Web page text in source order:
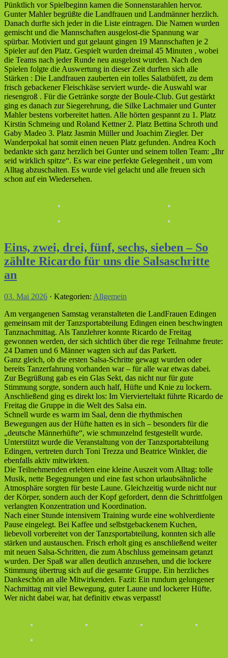
Pünktlich vor Spielbeginn kamen die Sonnenstarahlen hervor.
Gunter Mahler begrüßte die Landfrauen und Landmänner herzlich.
Danach durfte sich jeder in die Liste eintragen. Die Namen wurden
gemischt und die Mannschaften ausgelost-die Spannung war
spürbar. Motiviert und gut gelaunt gingen 19 Mannschaften je 2
Spieler auf den Platz. Gespielt wurden dreimal 45 Minuten , wobei
die Teams nach jeder Runde neu ausgelost wurden. Nach den
Spielen folgte die Auswertung in dieser Zeit durften sich alle
Stärken : Die Landfrauen zauberten ein tolles Salatbüfett, zu dem
frisch gebackener Fleischkäse serviert wurde- die Auswahl war
riesengroß . Für die Getränke sorgte der Boule-Club. Gut gestärkt
ging es danach zur Siegerehrung, die Silke Lachmaier und Gunter
Mahler bestens vorbereitet hatten. Alle hörten gespannt zu 1. Platz
Kirstin Schmeing und Roland Kettner 2. Platz Bettina Schroth und
Gaby Madeo 3. Platz Jasmin Müller und Joachim Ziegler. Der
Wanderpokal hat somit einen neuen Platz gefunden. Andrea Koch
bedankte sich ganz herzlich bei Gunter und seinem tollen Team: „Ihr
seid wirklich spitze“. Es war eine perfekte Gelegenheit , um vom
Alltag abzuschalten. Es wurde viel gelacht und alle freuen sich
schon auf ein Wiedersehen.
Eins, zwei, drei, fünf, sechs, sieben – So
zählte Ricardo für uns die Salsaschritte
an
03. Mai 2026 · Kategorien: Allgemein
Am vergangenen Samstag veranstalteten die LandFrauen Edingen
gemeinsam mit der Tanzsportabteilung Edingen einen beschwingten
Tanznachmittag. Als Tanzlehrer konnte Ricardo de Freitag
gewonnen werden, der sich sichtlich über die rege Teilnahme freute:
24 Damen und 6 Männer wagten sich auf das Parkett.
Ganz gleich, ob die ersten Salsa-Schritte gewagt wurden oder
bereits Tanzerfahrung vorhanden war – für alle war etwas dabei.
Zur Begrüßung gab es ein Glas Sekt, das nicht nur für gute
Stimmung sorgte, sondern auch half, Hüfte und Knie zu lockern.
Anschließend ging es direkt los: Im Viervierteltakt führte Ricardo de
Freitag die Gruppe in die Welt des Salsa ein.
Schnell wurde es warm im Saal, denn die rhythmischen
Bewegungen aus der Hüfte hatten es in sich – besonders für die
„deutsche Männerhüfte“, wie schmunzelnd festgestellt wurde.
Unterstützt wurde die Veranstaltung von der Tanzsportabteilung
Edingen, vertreten durch Toni Trezza und Beatrice Winkler, die
ebenfalls aktiv mitwirkten.
Die Teilnehmenden erlebten eine kleine Auszeit vom Alltag: tolle
Musik, nette Begegnungen und eine fast schon urlaubsähnliche
Atmosphäre sorgten für beste Laune. Gleichzeitig wurde nicht nur
der Körper, sondern auch der Kopf gefordert, denn die Schrittfolgen
verlangten Konzentration und Koordination.
Nach einer Stunde intensivem Training wurde eine wohlverdiente
Pause eingelegt. Bei Kaffee und selbstgebackenem Kuchen,
liebevoll vorbereitet von der Tanzsportabteilung, konnten sich alle
stärken und austauschen. Frisch erholt ging es anschließend weiter
mit neuen Salsa-Schritten, die zum Abschluss gemeinsam getanzt
wurden. Der Spaß war allen deutlich anzusehen, und die lockere
Stimmung übertrug sich auf die gesamte Gruppe. Ein herzliches
Dankeschön an alle Mitwirkenden. Fazit: Ein rundum gelungener
Nachmittag mit viel Bewegung, guter Laune und lockerer Hüfte.
Wer nicht dabei war, hat definitiv etwas verpasst!